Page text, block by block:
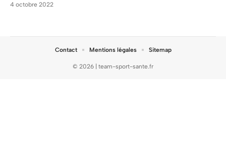
4 octobre 2022
© 2026 | team-sport-sante.fr
Contact Mentions légales Sitemap